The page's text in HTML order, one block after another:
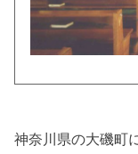
神奈川県の大磯町